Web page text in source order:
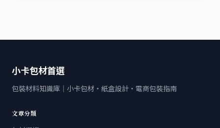
小卡包材首選
包裝材料知識庫｜小卡包材・紙盒設計・電商包裝指南
文章分類